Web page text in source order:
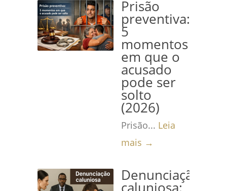
Prisão
preventiva:
5
momentos
em que o
acusado
pode ser
solto
(2026)
Prisão... Leia
mais →
Denunciação